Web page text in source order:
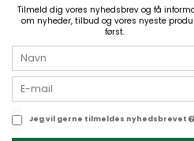
2026 © Outdoor
Tilmeld dig vores nyhedsbrev og få
om nyheder, tilbud og vores nyeste
først.
Jeg vil gerne tilmeldes nyhedsbrevet